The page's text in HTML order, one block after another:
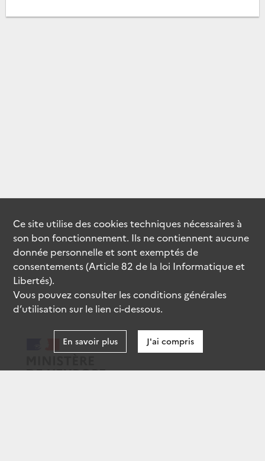
Ce site utilise descookiestechniques nécessaires à
son bon fonctionnement. Ils ne contiennent aucune
donnée personnelle et sont exemptés de
consentements (Article 82 de la loi Informatique et
Libertés).
Vous pouvez consulter les conditions générales
d’utilisation sur le lien ci-dessous.
En savoir plus J'ai compris